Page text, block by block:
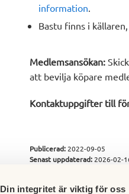
Din integritet är viktig för oss
information
Bastu finns i källaren,
Medlemsansökan:
att bevilja köpare
Kontaktuppgifter till
Publicerad:2022-09-05
Senast uppdaterad:2026-02-